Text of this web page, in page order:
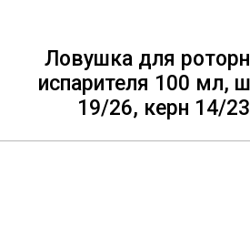
Ловушка для
испарителя 100 мл,
19/26, керн 14/23